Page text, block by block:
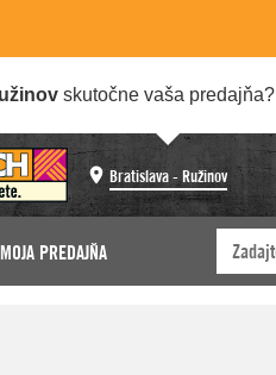
skutočne vaša predajňa?
Bratislava - Ružinov
MOJA PREDAJŇA